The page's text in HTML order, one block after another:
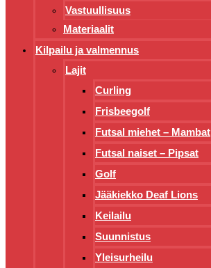
Vastuullisuus
Materiaalit
Kilpailu ja valmennus
Lajit
Curling
Frisbeegolf
Futsal miehet – Mambat
Futsal naiset – Pipsat
Golf
Jääkiekko Deaf Lions
Keilailu
Suunnistus
Yleisurheilu